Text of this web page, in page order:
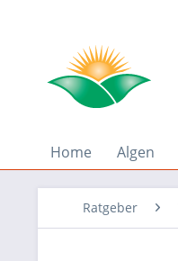
Home Algen
Ratgeber